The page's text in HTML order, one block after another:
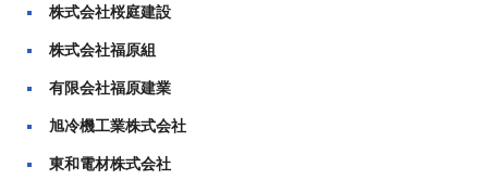
株式会社桜庭建設
株式会社福原組
有限会社福原建業
旭冷機工業株式会社
東和電材株式会社